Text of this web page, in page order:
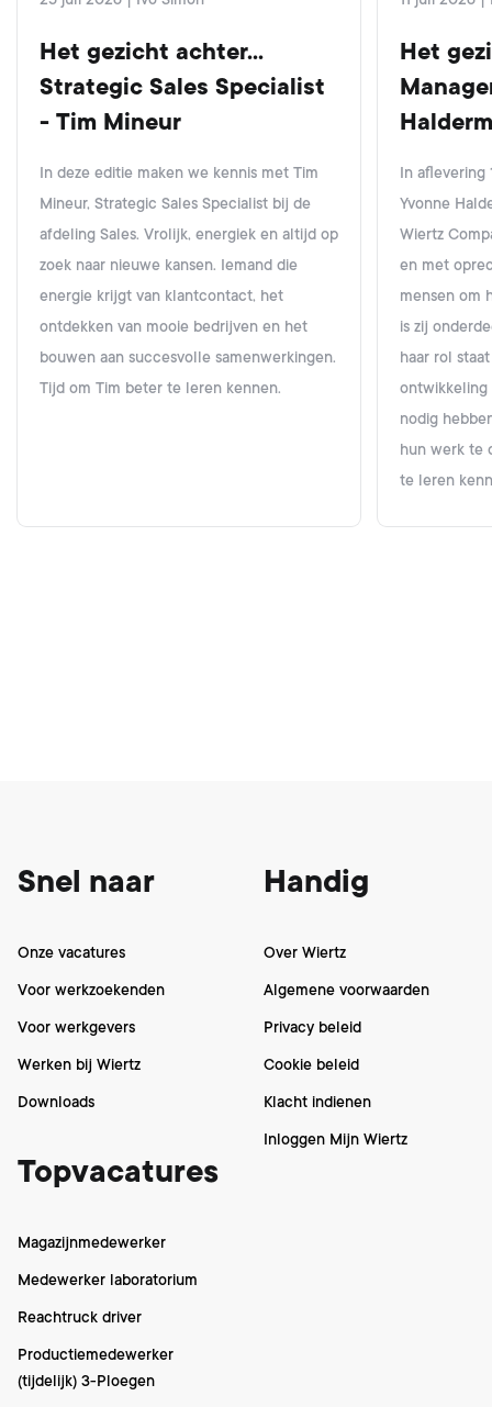
Het gezicht achter...
Strategic Sales Specialist
- Tim Mineur
In deze editie maken we kennis met Tim
Mineur, Strategic Sales Specialist bij de
afdeling Sales. Vrolijk, energiek en altijd op
zoek naar nieuwe kansen. Iemand die
energie krijgt van klantcontact, het
ontdekken van mooie bedrijven en het
bouwen aan succesvolle samenwerkingen.
Tijd om Tim beter te leren kennen.
Het
In aflevering
Yvonne
Wiertz
en met
mensen om
is zij
haar rol
ontwikkeling
nodig
hun werk te
te leren
Snel naar
Onze vacatures
Voor werkzoekenden
Voor werkgevers
Werken bij Wiertz
Downloads
Topvacatures
Magazijnmedewerker
Medewerker laboratorium
Reachtruck driver
Productiemedewerker
(tijdelijk) 3-Ploegen
Handig
Over Wiertz
Algemene voorwaarden
Privacy beleid
Cookie beleid
Klacht indienen
Inloggen Mijn Wiertz